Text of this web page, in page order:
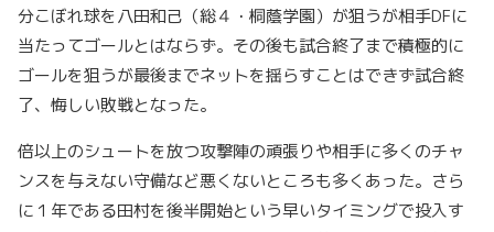
分こぼれ球を八田和己（総４・桐蔭学園）が狙うが相手DFに
当たってゴールとはならず。その後も試合終了まで積極的に
ゴールを狙うが最後までネットを揺らすことはできず試合終
了、悔しい敗戦となった。
倍以上のシュートを放つ攻撃陣の頑張りや相手に多くのチャ
ンスを与えない守備など悪くないところも多くあった。さら
に１年である田村を後半開始という早いタイミングで投入す